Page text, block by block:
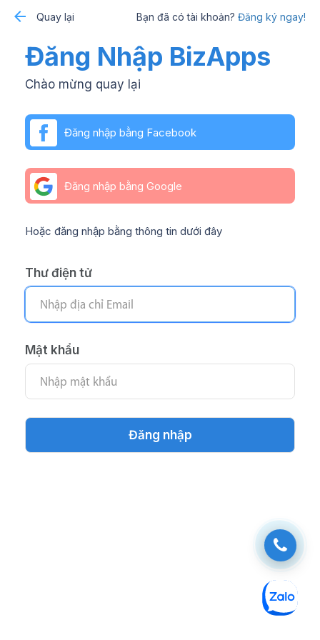
Quay lại Bạn đã có tài khoản? Đăng ký ngay!
Đăng Nhập BizApps
Chào mừng quay lại
Đăng nhập bằng Facebook
Đăng nhập bằng Google
Hoặc đăng nhập bằng thông tin dưới đây
Thư điện tử
Mật khẩu
Đăng nhập